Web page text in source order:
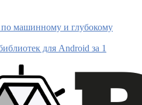
по машинному и глубокому
для Android за 1